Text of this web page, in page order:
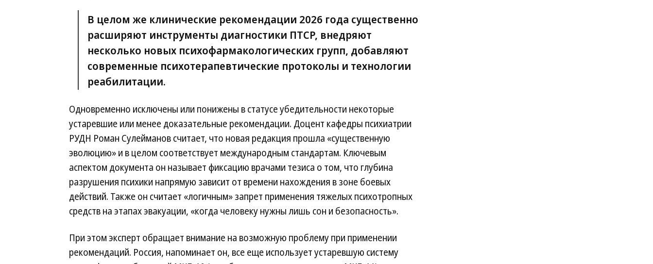
В целом же клинические рекомендации 2026 года существенно
расширяют инструменты диагностики ПТСР, внедряют
несколько новых психофармакологических групп, добавляют
современные психотерапевтические протоколы и технологии
реабилитации.
Одновременно исключены или понижены в статусе убедительности некоторые
устаревшие или менее доказательные рекомендации. Доцент кафедры психиатрии
РУДН Роман Сулейманов считает, что новая редакция прошла «существенную
эволюцию» и в целом соответствует международным стандартам. Ключевым
аспектом документа он называет фиксацию врачами тезиса о том, что глубина
разрушения психики напрямую зависит от времени нахождения в зоне боевых
действий. Также он считает «логичным» запрет применения тяжелых психотропных
средств на этапах эвакуации, «когда человеку нужны лишь сон и безопасность».
При этом эксперт обращает внимание на возможную проблему при применении
рекомендаций. Россия, напоминает он, все еще использует устаревшую систему